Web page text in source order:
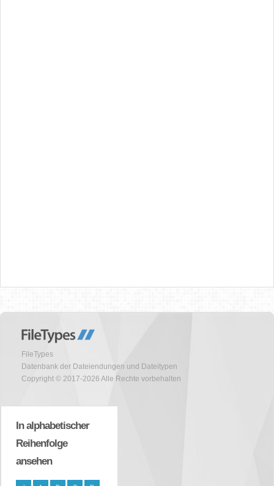
FileTypes
Datenbank der Dateiendungen und Dateitypen
Copyright © 2017-2026 Alle Rechte vorbehalten
In alphabetischer
Reihenfolge
ansehen